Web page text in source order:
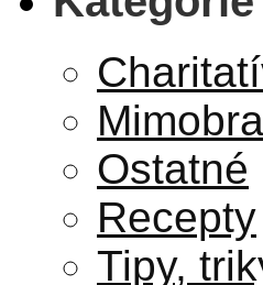
Ostatné
Recepty
Tipy,